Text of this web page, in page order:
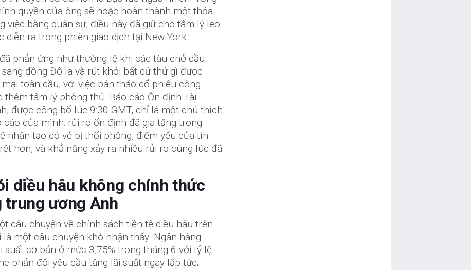
quyền của ông sẽ hoặc hoàn thành một thỏa
việc bằng quân sự, điều này đã giữ cho tâm lý leo
diễn ra trong phiên giao dịch tại New York.
phản ứng như thường lệ khi các tàu chở dầu
đồng Đô la và rút khỏi bất cứ thứ gì được
toàn cầu, với việc bán tháo cổ phiếu công
thêm tâm lý phòng thủ. Báo cáo Ổn định Tài
được công bố lúc 9:30 GMT, chỉ là một chú thích
của mình: rủi ro ổn định đã gia tăng trong
nhân tạo có vẻ bị thổi phồng, điểm yếu của tín
hơn, và khả năng xảy ra nhiều rủi ro cùng lúc đã
diều hâu không chính thức
trung ương Anh
câu chuyện về chính sách tiền tệ diều hâu trên
là một câu chuyện khó nhận thấy. Ngân hàng
suất cơ bản ở mức 3,75% trong tháng 6 với tỷ lệ
phản đối yêu cầu tăng lãi suất ngay lập tức;